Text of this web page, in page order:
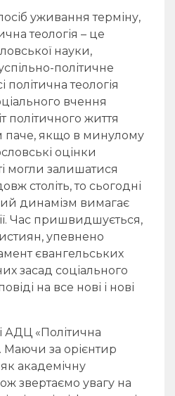
уживання терміну,
теологія – це
науки,
політичне
теологія
вчення
політичного життя
якщо в минулому
оцінки
могли залишатися
століть, то сьогодні
динамізм вимагає
Час пришвидшується,
упевнено
євангельських
засад соціального
на все нові і нові
АДЦ «Політична
Маючи за орієнтир
академічну
звертаємо увагу на